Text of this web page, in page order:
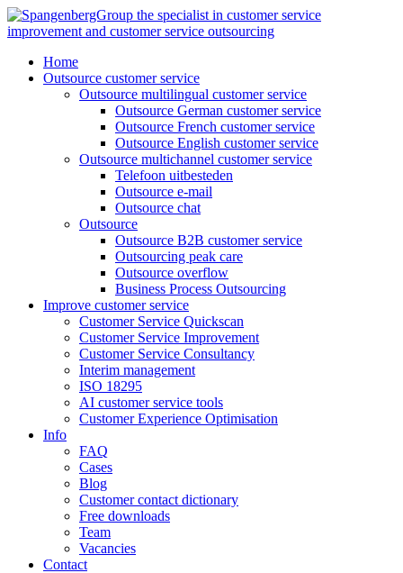
Skip
to
Home
Outsource customer service
Outsource multilingual customer service
Outsource German customer service
Outsource French customer service
Outsource English customer service
Outsource multichannel customer service
Telefoon uitbesteden
Outsource e-mail
Outsource chat
Outsource
Outsource B2B customer service
Outsourcing peak care
Outsource overflow
Business Process Outsourcing
Improve customer service
Customer Service Quickscan
Customer Service Improvement
Customer Service Consultancy
Interim management
ISO 18295
AI customer service tools
Customer Experience Optimisation
Info
FAQ
Cases
Blog
Customer contact dictionary
Free downloads
Team
Vacancies
Contact